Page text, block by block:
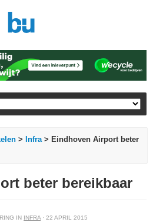
> Infra> Eindhoven Airport beter
beter bereikbaar
IN INFRA· 22 APRIL 2015